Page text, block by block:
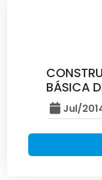
BÁSICA
Jul/